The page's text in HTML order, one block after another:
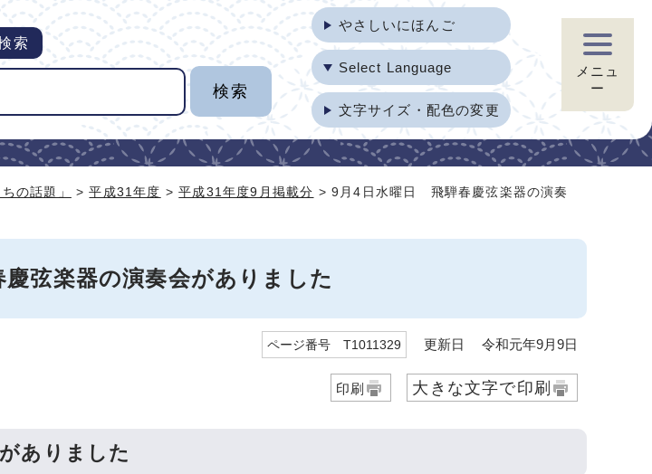
索
やさしいにほんご
Select Language
文字サイズ・配色の変更
メニュ
ー
の話題」 >平成31年度 >平成31年度9月掲載分 > 9月4日水曜日 飛騨春慶弦楽器の演奏
弦楽器の演奏会がありました
ページ番号 T1011329 更新日 令和元年9月9日
印刷 大きな文字で印刷
ありました